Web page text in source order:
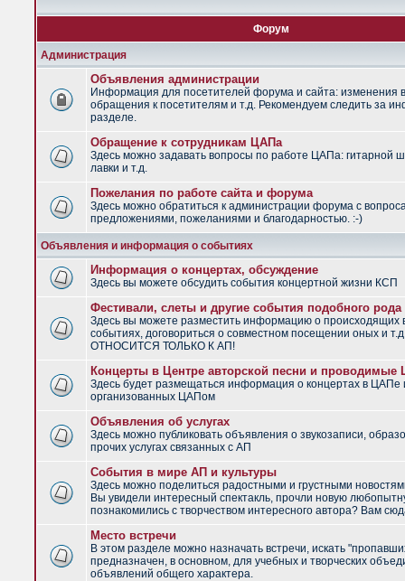
Форум
Администрация
Объявления администрации
Информация для посетителей форума и сайта: изменения
обращения к посетителям и т.д. Рекомендуем следить за
разделе.
Обращение к сотрудникам ЦАПа
Здесь можно задавать вопросы по работе ЦАПа: гитарной
лавки и т.д.
Пожелания по работе сайта и форума
Здесь можно обратиться к администрации форума с
предложениями, пожеланиями и благодарностью. :-)
Объявления и информация о событиях
Информация о концертах, обсуждение
Здесь вы можете обсудить события концертной жизни КСП
Фестивали, слеты и другие события подобного рода
Здесь вы можете разместить информацию о
событиях, договориться о совместном посещении оных и
ОТНОСИТСЯ ТОЛЬКО К АП!
Концерты в Центре авторской песни и
Здесь будет размещаться информация о концертах в ЦАПе
организованных ЦАПом
Объявления об услугах
Здесь можно публиковать объявления о звукозаписи,
прочих услугах связанных с АП
События в мире АП и культуры
Здесь можно поделиться радостными и грустными
Вы увидели интересный спектакль, прочли новую
познакомились с творчеством интересного автора? Вам
Место встречи
В этом разделе можно назначать встречи, искать
предназначен, в основном, для учебных и творческих
объявлений общего характера.